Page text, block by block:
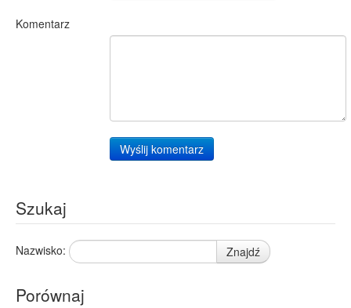
Komentarz
Wyślij komentarz
Szukaj
Nazwisko: Znajdź
Porównaj